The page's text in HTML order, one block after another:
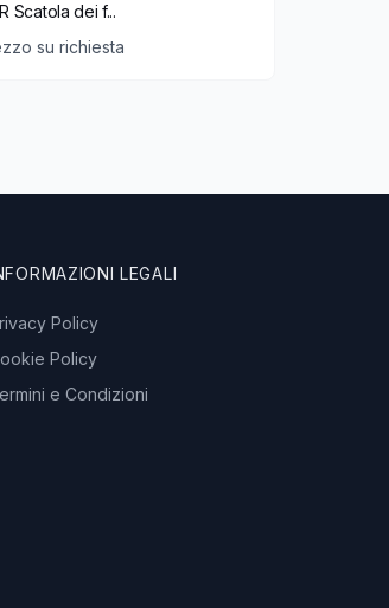
Scatola dei f...
su richiesta
LEGALI
Policy
Policy
e Condizioni